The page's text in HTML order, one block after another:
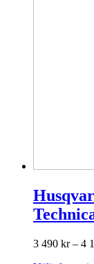
3 490 kr – 4